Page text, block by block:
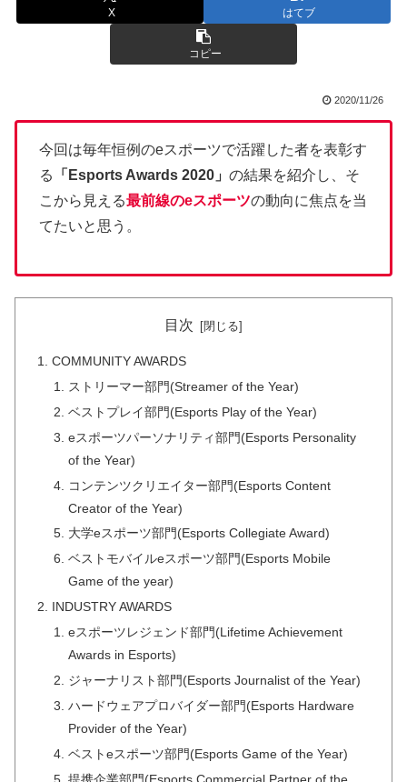
X はてブ
コピー
2020/11/26
今回は毎年恒例のeスポーツで活躍した者を表彰す
る
「Esports Awards 2020」 の結果を紹介し、そ
こから見える最前線のeスポーツの動向に焦点を当
てたいと思う。
目次
COMMUNITY AWARDS
ストリーマー部門(Streamer of the Year)
ベストプレイ部門(Esports Play of the Year)
eスポーツパーソナリティ部門(Esports Personality
of the Year)
コンテンツクリエイター部門(Esports Content
Creator of the Year)
大学eスポーツ部門(Esports Collegiate Award)
ベストモバイルeスポーツ部門(Esports Mobile
Game of the year)
INDUSTRY AWARDS
eスポーツレジェンド部門(Lifetime Achievement
Awards in Esports)
ジャーナリスト部門(Esports Journalist of the Year)
ハードウェアプロバイダー部門(Esports Hardware
Provider of the Year)
ベストeスポーツ部門(Esports Game of the Year)
提携企業部門(Esports Commercial Partner of the